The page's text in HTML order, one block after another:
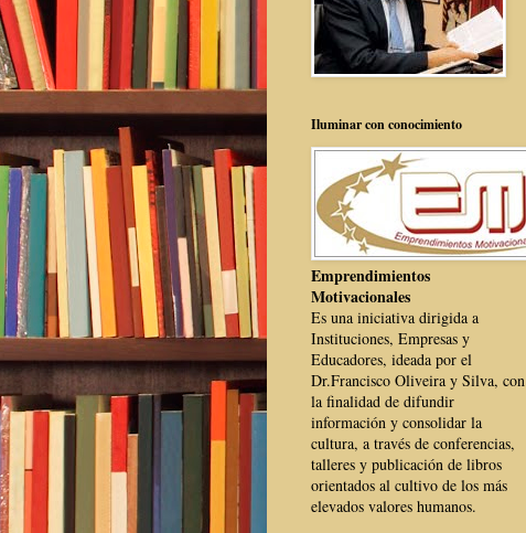
Iluminar con conocimiento
Emprendimientos
Motivacionales
Es una iniciativa dirigida a
Instituciones, Empresas y
Educadores, ideada por el
Dr.Francisco Oliveira y Silva, con
la finalidad de difundir
información y consolidar la
cultura, a través de conferencias,
talleres y publicación de libros
orientados al cultivo de los más
elevados valores humanos.